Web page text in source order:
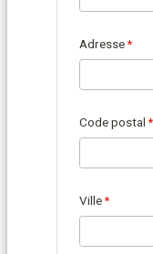
Adresse
Code postal
Ville